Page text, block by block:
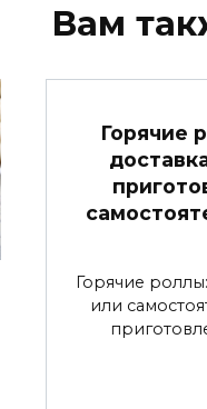
Вам
Горячие
Горячие
или